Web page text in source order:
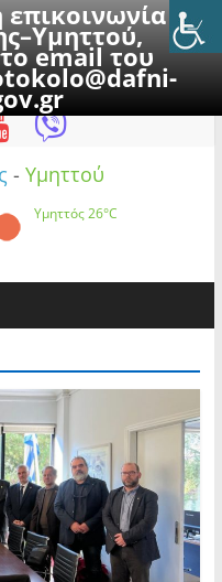
επικοινωνία με
email του
2026
- Υμηττού
Υμηττός26°C